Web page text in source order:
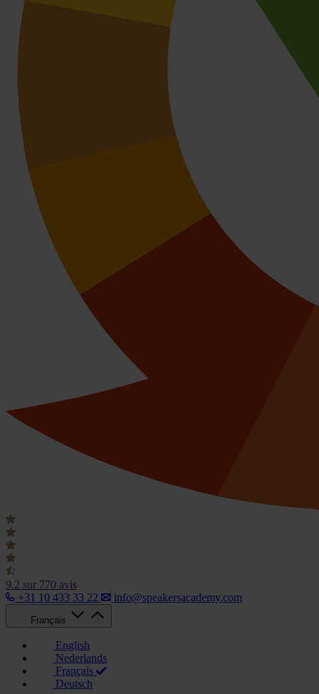
9.2 sur 770 avis
+31 10 433 33 22
info@speakersacademy.com
Français
English
Nederlands
Français
Deutsch